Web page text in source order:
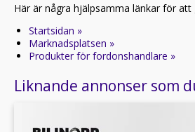
Här är några hjälpsamma länkar för att
Startsidan »
Marknadsplatsen »
Produkter för fordonshandlare »
Liknande annonser som